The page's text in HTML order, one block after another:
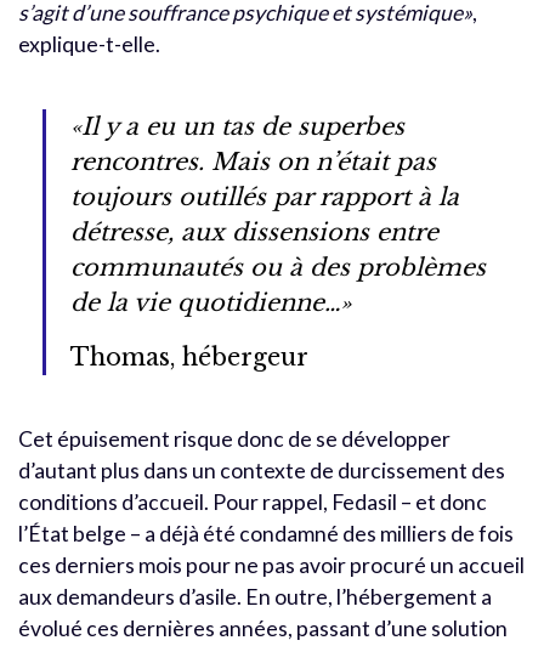
s’agit d’une souffrance psychique et systémique»,
explique-t-elle.
«Il y a eu un tas de superbes
rencontres. Mais on n’était pas
toujours outillés par rapport à la
détresse, aux dissensions entre
communautés ou à des problèmes
de la vie quotidienne…»
Thomas, hébergeur
Cet épuisement risque donc de se développer
d’autant plus dans un contexte de durcissement des
conditions d’accueil. Pour rappel, Fedasil – et donc
l’État belge – a déjà été condamné des milliers de fois
ces derniers mois pour ne pas avoir procuré un accueil
aux demandeurs d’asile. En outre, l’hébergement a
évolué ces dernières années, passant d’une solution